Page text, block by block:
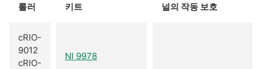
롤러
키트
널의 작동 보호
cRIO-
9012
cRIO-
NI 9978